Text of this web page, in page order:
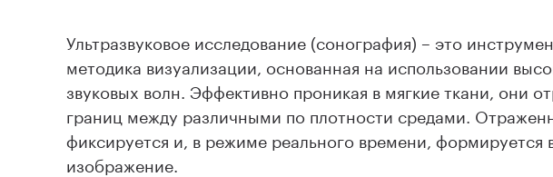
Ультразвуковое исследование (сонография) – это
методика визуализации, основанная на использовании
звуковых волн. Эффективно проникая в мягкие ткани, они
границ между различными по плотности средами.
фиксируется и, в режиме реального времени, формируется
изображение.